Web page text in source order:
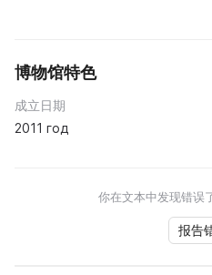
博物馆特色
成立日期
2011 год
你在文本中发现错误
报告